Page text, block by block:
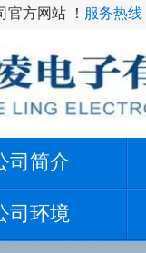
方网站 ！ 服务热线
司简介
司环境